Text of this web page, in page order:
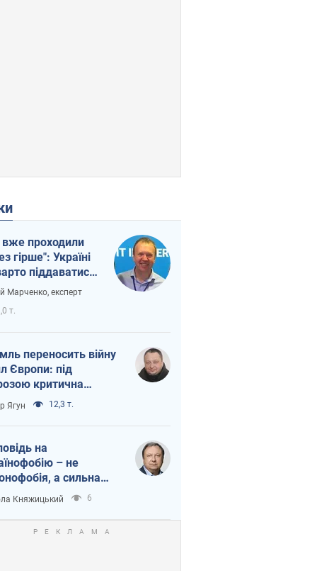
проходили
гірше": Україні
піддаватися
через
Марченко, експерт
т.
переносить війну
Європи: під
критична
Ягун 12,3 т.
на
– не
а сильна
держава
Княжицький 6